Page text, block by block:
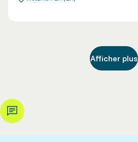
Afficher plus